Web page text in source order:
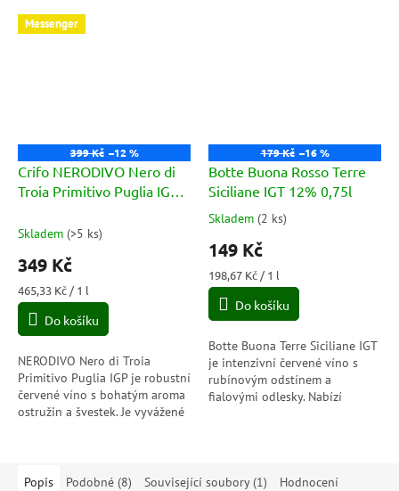
Messenger
399 Kč –12 %
Crifo NERODIVO Nero di
Troia Primitivo Puglia IGP
Skladem (>5 ks)
349 Kč
Měrná
cena:
465,33 Kč / 1 l
Do košíku
NERODIVO Nero di Troia
Primitivo Puglia IGP je robustní
červené víno s bohatým aroma
ostružin a švestek. Je vyvážené
179 Kč –16 %
Botte Buona Rosso Terre
Siciliane IGT 12% 0,75l
Průměrné
produktu
je
5,0
5
hvězdiček.
Skladem (2 ks)
149 Kč
Měrná
cena:
198,67 Kč / 1 l
Do košíku
Botte Buona Terre Siciliane IGT
je intenzivní červené víno s
rubínovým odstínem a
fialovými odlesky. Nabízí
Popis Podobné (8) Související soubory (1) Hodnocení